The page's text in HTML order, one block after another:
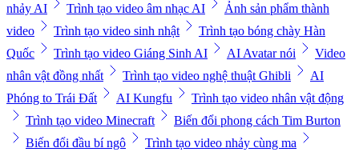
nhảy AI
Trình tạo video âm nhạc AI
Ảnh sản phẩm thành
video
Trình tạo video sinh nhật
Trình tạo bóng chày Hàn
Quốc
Trình tạo video Giáng Sinh AI AI Avatar nói
Video
nhân vật đồng nhất
Trình tạo video nghệ thuật Ghibli
AI
Phóng to Trái Đất
AI Kungfu
Trình tạo video nhân vật động
Trình tạo video Minecraft
Biến đổi phong cách Tim Burton
Biến đổi đầu bí ngô
Trình tạo video nhảy cùng ma